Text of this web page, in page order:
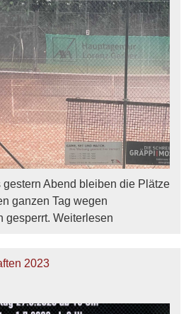
gestern Abend bleiben die Plätze
ganzen Tag wegen
gesperrt. Weiterlesen
2023